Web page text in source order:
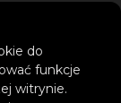
do
funkcje
witrynie.